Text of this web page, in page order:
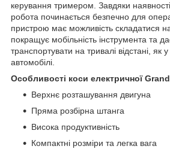
керування тримером. Завдяки
робота починається безпечно для
пристрою має можливість складатися
покращує мобільність інструмента та
транспортувати на тривалі відстані, як у
автомобілі.
Особливості коси електричної
Верхнє розташування двигуна
Пряма розбірна штанга
Висока продуктивність
Компактні розміри та легка вага